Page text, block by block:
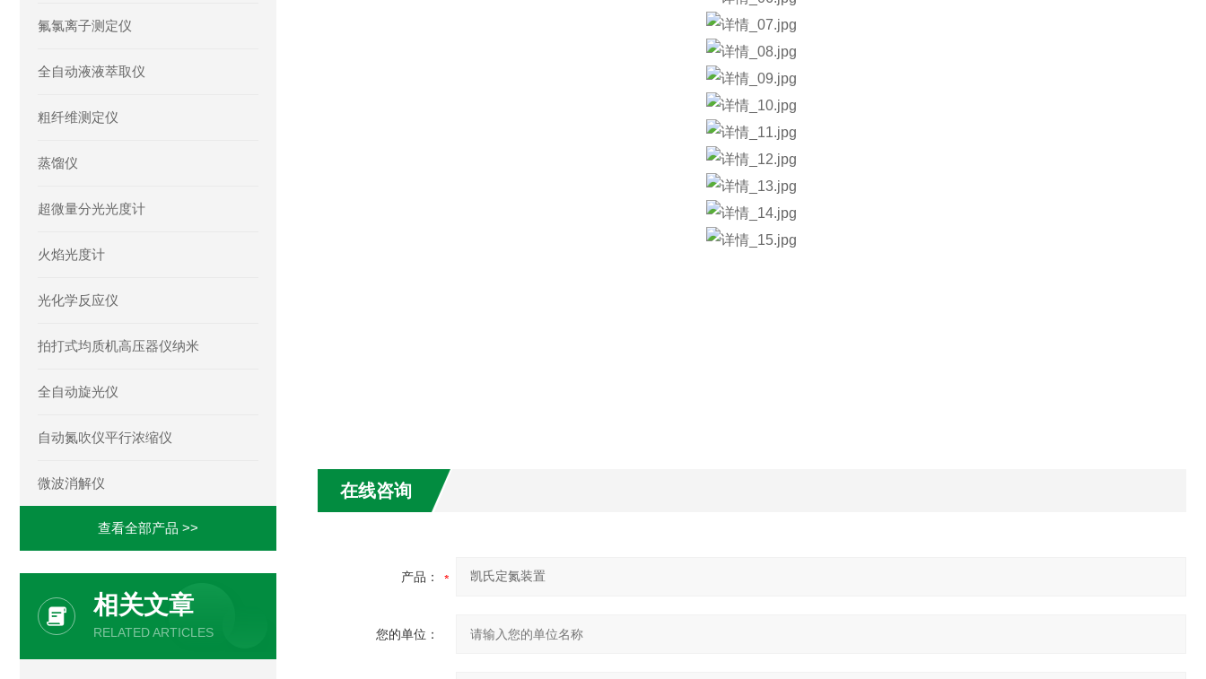
在线咨询
产品：
您的单位：
氟氯离子测定仪
全自动液液萃取仪
粗纤维测定仪
蒸馏仪
超微量分光光度计
火焰光度计
光化学反应仪
拍打式均质机高压器仪纳米
全自动旋光仪
自动氮吹仪平行浓缩仪
微波消解仪
查看全部产品 >>
相关文章
RELATED ARTICLES